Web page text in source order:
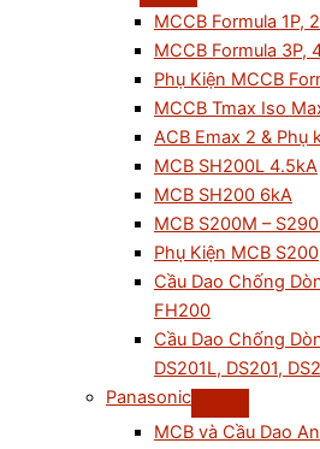
MCCB Formula 1P,
MCCB Formula 3P,
Phụ Kiện MCCB
MCCB Tmax Iso
ACB Emax 2 & Phụ
MCB SH200L 4.5kA
MCB SH200 6kA
MCB S200M –
Phụ Kiện MCB
Cầu Dao Chống
FH200
Cầu Dao Chống
DS201L, DS201,
Panasonic
MCB và Cầu Dao